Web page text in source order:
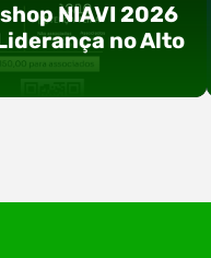
NIAVI 2026
no Alto